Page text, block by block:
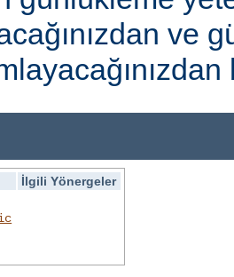
ve
İlgili Yönergeler